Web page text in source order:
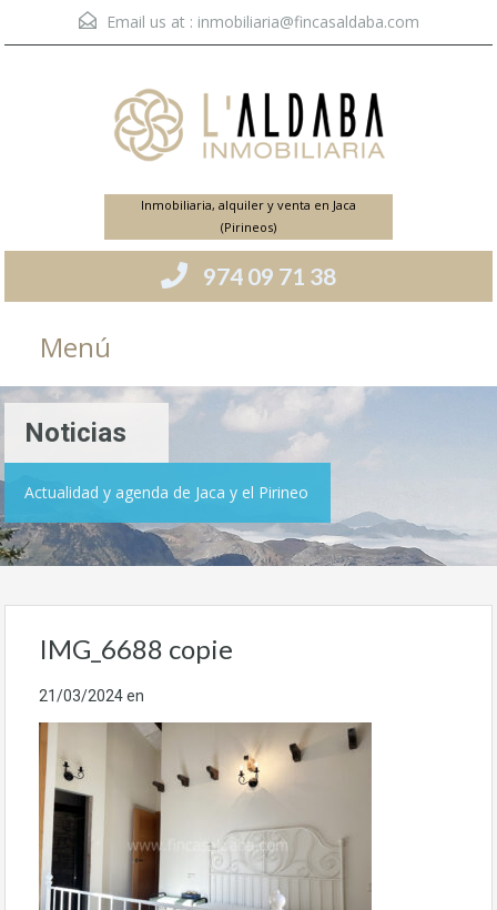
Email us at : inmobiliaria@fincasaldaba.com
Inmobiliaria, alquiler y venta en Jaca
(Pirineos)
974 09 71 38
Menú
Noticias
Actualidad y agenda de Jaca y el Pirineo
IMG_6688 copie
21/03/2024en